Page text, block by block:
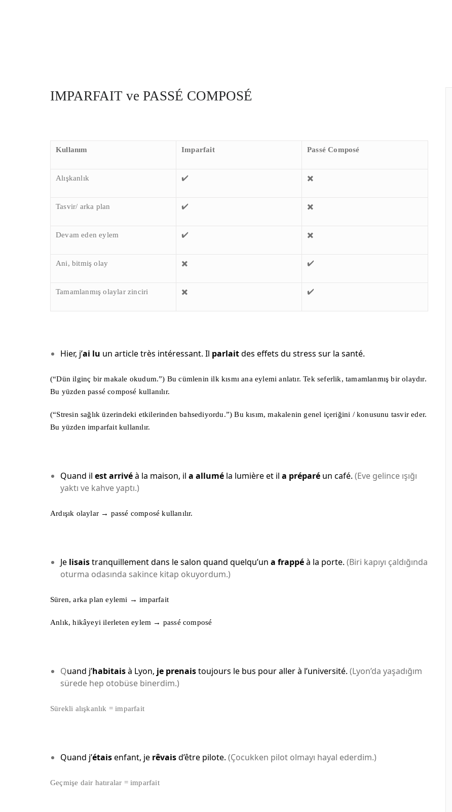
IMPARFAIT ve PASSÉ COMPOSÉ
Kullanım Imparfait Passé Composé
Alışkanlık ✔️ ✖️
Tasvir/ arka plan ✔️ ✖️
Devam eden eylem ✔️ ✖️
Ani, bitmiş olay ✖️ ✔️
Tamamlanmış olaylar zinciri ✖️ ✔️
Hier, j’ai lu un article très intéressant. Il parlaitdes effets du stress sur la santé.
(“Dün ilginç bir makale okudum.”) Bu cümlenin ilk kısmı ana eylemi anlatır. Tek seferlik, tamamlanmış bir olaydır.
Bu yüzden passé composé kullanılır.
(“Stresin sağlık üzerindeki etkilerinden bahsediyordu.”) Bu kısım, makalenin genel içeriğini / konusunu tasvir eder.
Bu yüzden imparfait kullanılır.
Quand il est arrivéà la maison, il a allumé la lumière et il a préparé un café. (Eve gelince ışığı
yaktı ve kahve yaptı.)
Ardışık olaylar → passé composé kullanılır.
Je lisaistranquillement dans le salon quand quelqu’un a frappéà la porte. (Biri kapıyı çaldığında
oturma odasında sakince kitap okuyordum.)
Süren, arka plan eylemi → imparfait
Anlık, hikâyeyi ilerleten eylem → passé composé
Quand j’habitaisà Lyon, je prenaistoujours le bus pour aller à l’université. (Lyon’da yaşadığım
sürede hep otobüse binerdim.)
Sürekli alışkanlık = imparfait
Quand j’étaisenfant, je rêvaisd’être pilote. (Çocukken pilot olmayı hayal ederdim.)
Geçmişe dair hatıralar = imparfait